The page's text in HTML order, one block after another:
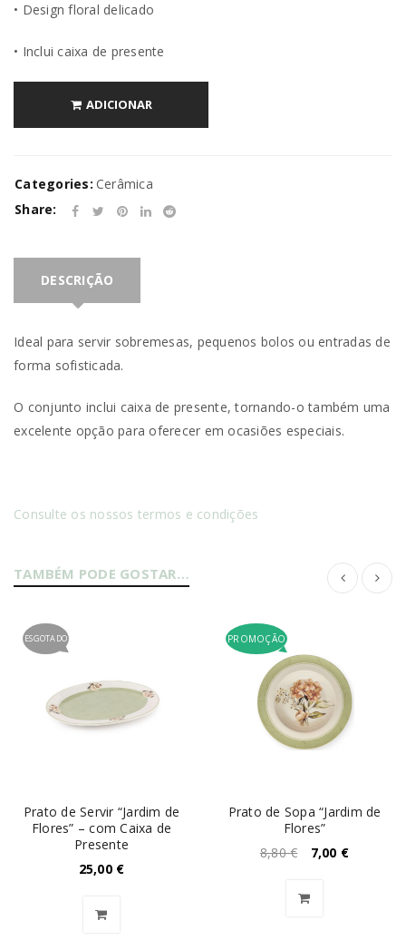
• Design floral delicado
• Inclui caixa de presente
ADICIONAR
Categories: Cerâmica
Share:
DESCRIÇÃO
Ideal para servir sobremesas, pequenos bolos ou entradas de
forma sofisticada.
O conjunto inclui caixa de presente, tornando-o também uma
excelente opção para oferecer em ocasiões especiais.
Consulte os nossos termos e condições
TAMBÉM PODE GOSTAR…
ESGOTADO
Prato de Servir “Jardim de
Flores” – com Caixa de
Presente
25,00 €
PROMOÇÃO
Prato de Sopa “Jardim de
Flores”
8,80€ 7,00 €